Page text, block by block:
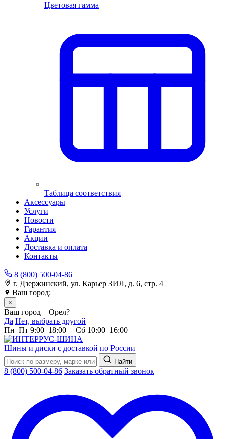
Цветовая гамма
Таблица соответствия
Аксессуары
Услуги
Новости
Гарантия
Акции
Доставка и оплата
Контакты
8 (800) 500-04-86
г. Дзержинский, ул. Карьер ЗИЛ, д. 6, стр. 4
Ваш город:
×
Ваш город – Орел?
Да Нет, выбрать другой
Пн–Пт 9:00–18:00 | Сб 10:00–16:00
Шины и диски с доставкой по России
Найти
8 (800) 500-04-86 Заказать обратный звонок